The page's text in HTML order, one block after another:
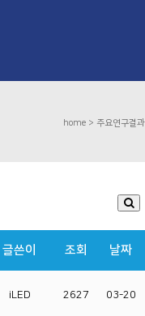
home > 주요연구결과
글쓴이 조회 날짜
iLED 2627 03-20